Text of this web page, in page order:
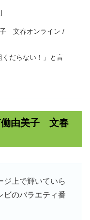
文春オンライン /
だらない！」と言
由美子 文春
上で輝いていら
ビのバラエティ番